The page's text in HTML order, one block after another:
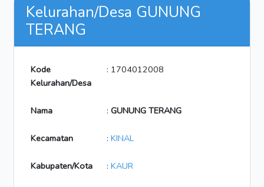
Kelurahan/Desa GUNUNG
TERANG
Kode
Kelurahan/Desa
: 1704012008
Nama : GUNUNG TERANG
Kecamatan : KINAL
Kabupaten/Kota : KAUR